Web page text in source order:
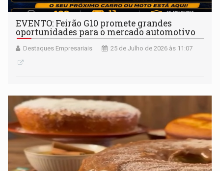
EVENTO: Feirão G10 promete grandes
oportunidades para o mercado automotivo
Destaques Empresariais 25 de Julho de 2026 às 11:07